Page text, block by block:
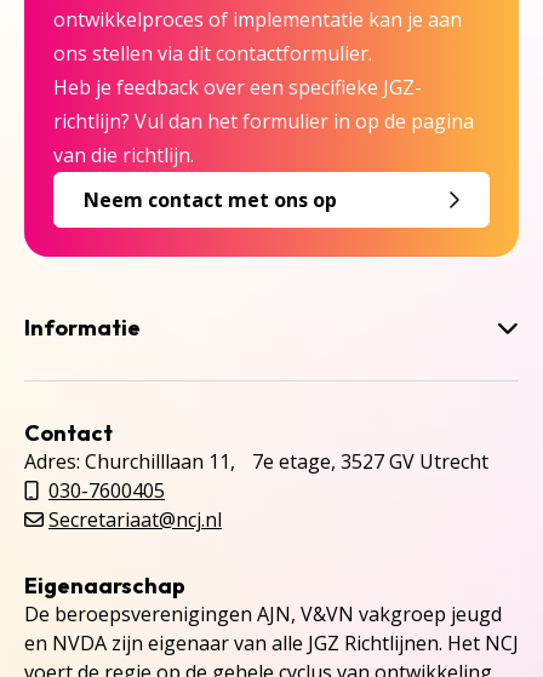
ontwikkelproces of implementatie kan je aan
ons stellen via dit contactformulier.
Heb je feedback over een specifieke JGZ-
richtlijn? Vul dan het formulier in op de pagina
van die richtlijn.
Neem contact met ons op
Informatie
Contact
Adres: Churchilllaan 11, 7e etage, 3527 GV Utrecht
030-7600405
Secretariaat@ncj.nl
Eigenaarschap
De beroepsverenigingen AJN, V&VN vakgroep jeugd
en NVDA zijn eigenaar van alle JGZ Richtlijnen. Het NCJ